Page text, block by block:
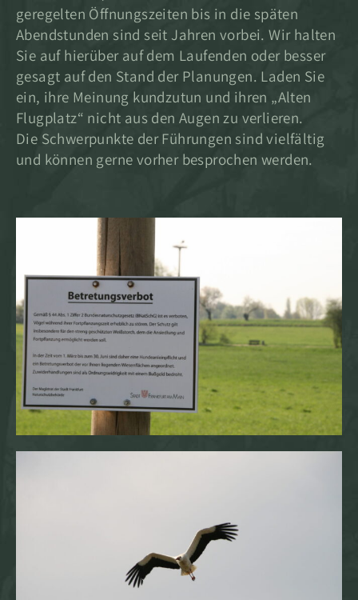
geregelten Öffnungszeiten bis in die späten
Abendstunden sind seit Jahren vorbei. Wir halten
Sie auf hierüber auf dem Laufenden oder besser
gesagt auf den Stand der Planungen. Laden Sie
ein, ihre Meinung kundzutun und ihren „Alten
Flugplatz“ nicht aus den Augen zu verlieren.
Die Schwerpunkte der Führungen sind vielfältig
und können gerne vorher besprochen werden.